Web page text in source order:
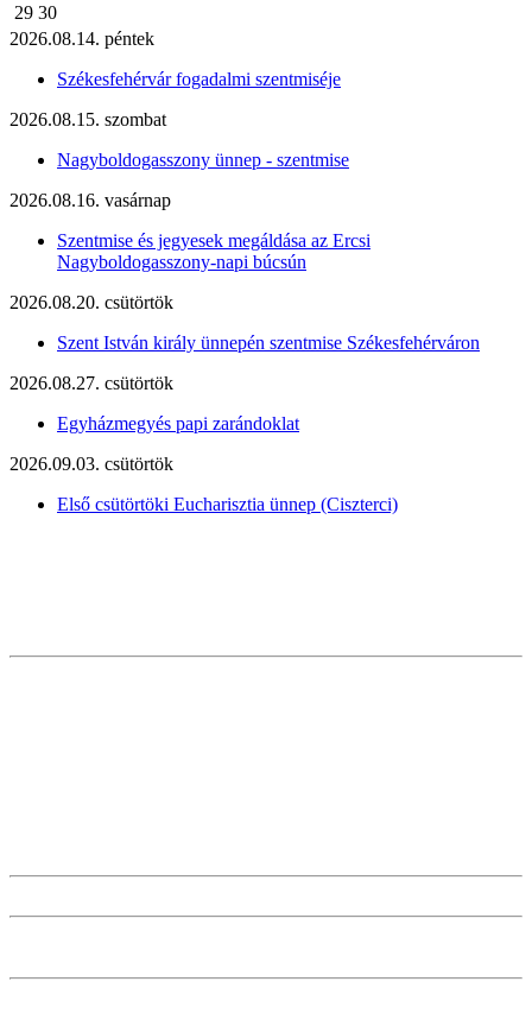
29 30
2026.08.14. péntek
Székesfehérvár fogadalmi szentmiséje
2026.08.15. szombat
Nagyboldogasszony ünnep - szentmise
2026.08.16. vasárnap
Szentmise és jegyesek megáldása az Ercsi
Nagyboldogasszony-napi búcsún
2026.08.20. csütörtök
Szent István király ünnepén szentmise Székesfehérváron
2026.08.27. csütörtök
Egyházmegyés papi zarándoklat
2026.09.03. csütörtök
Első csütörtöki Eucharisztia ünnep (Ciszterci)